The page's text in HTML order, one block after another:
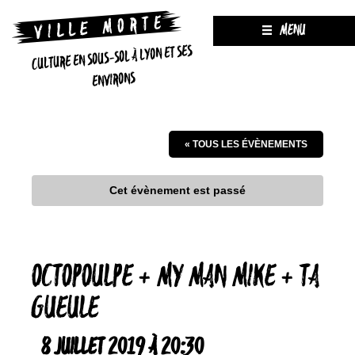
CULTURE EN SOUS-SOL À LYON ET SES
ENVIRONS
MENU
« TOUS LES ÉVÈNEMENTS
Cet évènement est passé
OCTOPOULPE + MY MAN MIKE + TA
GUEULE
8 JUILLET 2019 À 20:30